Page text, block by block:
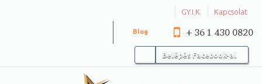
GY.I.K. Kapcsolat
+ 36 1 430 0820
Blog
Belépés Facebook-al